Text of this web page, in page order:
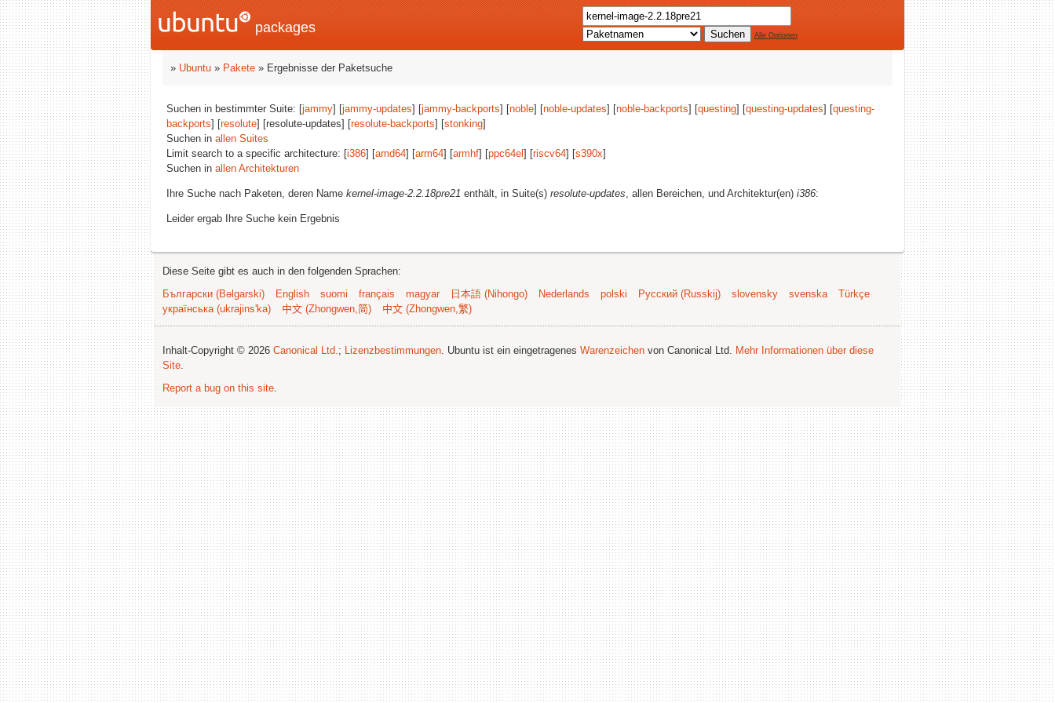
packages Alle Optionen
» Ubuntu » Pakete » Ergebnisse der Paketsuche
Suchen in bestimmter Suite: [jammy] [jammy-updates] [jammy-backports] [noble] [noble-updates] [noble-backports] [questing] [questing-updates] [questing-
backports] [resolute] [resolute-updates] [resolute-backports] [stonking]
Suchen in allen Suites
Limit search to a specific architecture: [i386] [amd64] [arm64] [armhf] [ppc64el ] [riscv64] [s390x]
Suchen in allen Architekturen
Ihre Suche nach Paketen, deren Name kernel-image-2.2.18pre21 enthält, in Suite(s) resolute-updates, allen Bereichen, und Architektur(en) i386:
Leider ergab Ihre Suche kein Ergebnis
Diese Seite gibt es auch in den folgenden Sprachen:
Български (Bəlgarski)
English suomi français magyar 日本語 (Nihongo) Nederlands polski Русский (Russkij) slovensky svenska
Türkçe
українська (ukrajins'ka)
中文 (Zhongwen,简) 中文 (Zhongwen,繁)
Inhalt-Copyright © 2026 Canonical Ltd.; Lizenzbestimmungen. Ubuntu ist ein eingetragenes Warenzeichen von Canonical Ltd. Mehr Informationen über diese
Site.
Report a bug on this site.